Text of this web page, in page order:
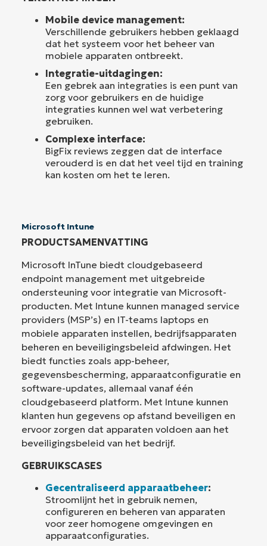
Mobile device management:
Verschillende gebruikers hebben geklaagd
dat het systeem voor het beheer van
mobiele apparaten ontbreekt.
Integratie-uitdagingen:
Een gebrek aan integraties is een punt van
zorg voor gebruikers en de huidige
integraties kunnen wel wat verbetering
gebruiken.
Complexe interface:
BigFix reviews zeggen dat de interface
verouderd is en dat het veel tijd en training
kan kosten om het te leren.
Microsoft Intune
PRODUCTSAMENVATTING
Microsoft InTune biedt cloudgebaseerd
endpoint management met uitgebreide
ondersteuning voor integratie van Microsoft-
producten. Met Intune kunnen managed service
providers (MSP’s) en IT-teams laptops en
mobiele apparaten instellen, bedrijfsapparaten
beheren en beveiligingsbeleid afdwingen. Het
biedt functies zoals app-beheer,
gegevensbescherming, apparaatconfiguratie en
software-updates, allemaal vanaf één
cloudgebaseerd platform. Met Intune kunnen
klanten hun gegevens op afstand beveiligen en
ervoor zorgen dat apparaten voldoen aan het
beveiligingsbeleid van het bedrijf.
GEBRUIKSCASES
Gecentraliseerd apparaatbeheer:
Stroomlijnt het in gebruik nemen,
configureren en beheren van apparaten
voor zeer homogene omgevingen en
apparaatconfiguraties.